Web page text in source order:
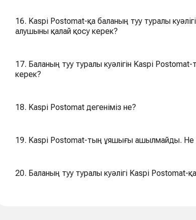
16. Kaspi Postomat-қа баланың туу туралы
алушыны қалай қосу керек?
17. Баланың туу туралы куәлігін Kaspi
керек?
18. Kaspi Postomat дегеніміз не?
19. Kaspi Postomat-тың ұяшығы ашылмайды. Не
20. Баланың туу туралы куәлігі Kaspi Postomat-